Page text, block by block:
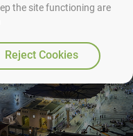
the site functioning are
Reject Cookies
夜の礼拝）